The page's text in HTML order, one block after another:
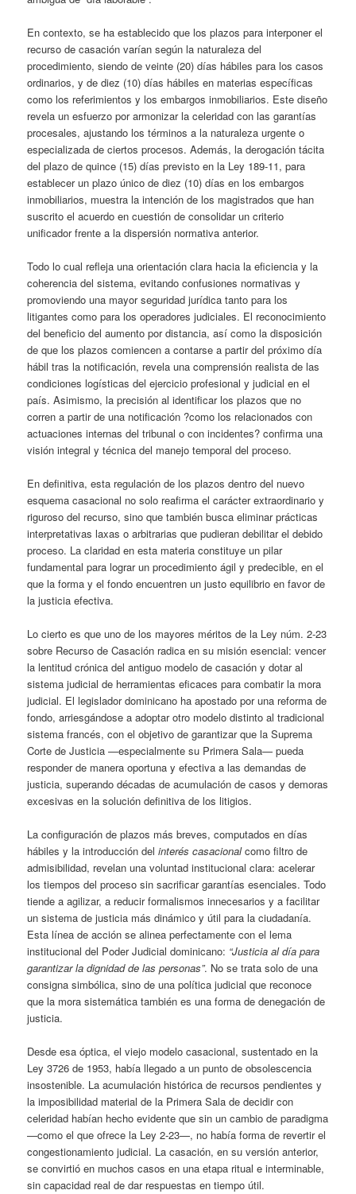
En contexto, se ha establecido que los plazos para interponer el
recurso de casación varían según la naturaleza del
procedimiento, siendo de veinte (20) días hábiles para los casos
ordinarios, y de diez (10) días hábiles en materias específicas
como los referimientos y los embargos inmobiliarios. Este diseño
revela un esfuerzo por armonizar la celeridad con las garantías
procesales, ajustando los términos a la naturaleza urgente o
especializada de ciertos procesos. Además, la derogación tácita
del plazo de quince (15) días previsto en la Ley 189-11, para
establecer un plazo único de diez (10) días en los embargos
inmobiliarios, muestra la intención de los magistrados que han
suscrito el acuerdo en cuestión de consolidar un criterio
unificador frente a la dispersión normativa anterior.
Todo lo cual refleja una orientación clara hacia la eficiencia y la
coherencia del sistema, evitando confusiones normativas y
promoviendo una mayor seguridad jurídica tanto para los
litigantes como para los operadores judiciales. El reconocimiento
del beneficio del aumento por distancia, así como la disposición
de que los plazos comiencen a contarse a partir del próximo día
hábil tras la notificación, revela una comprensión realista de las
condiciones logísticas del ejercicio profesional y judicial en el
país. Asimismo, la precisión al identificar los plazos que no
corren a partir de una notificación ?como los relacionados con
actuaciones internas del tribunal o con incidentes? confirma una
visión integral y técnica del manejo temporal del proceso.
En definitiva, esta regulación de los plazos dentro del nuevo
esquema casacional no solo reafirma el carácter extraordinario y
riguroso del recurso, sino que también busca eliminar prácticas
interpretativas laxas o arbitrarias que pudieran debilitar el debido
proceso. La claridad en esta materia constituye un pilar
fundamental para lograr un procedimiento ágil y predecible, en el
que la forma y el fondo encuentren un justo equilibrio en favor de
la justicia efectiva.
Lo cierto es que uno de los mayores méritos de la Ley núm. 2-23
sobre Recurso de Casación radica en su misión esencial: vencer
la lentitud crónica del antiguo modelo de casación y dotar al
sistema judicial de herramientas eficaces para combatir la mora
judicial. El legislador dominicano ha apostado por una reforma de
fondo, arriesgándose a adoptar otro modelo distinto al tradicional
sistema francés, con el objetivo de garantizar que la Suprema
Corte de Justicia —especialmente su Primera Sala— pueda
responder de manera oportuna y efectiva a las demandas de
justicia, superando décadas de acumulación de casos y demoras
excesivas en la solución definitiva de los litigios.
La configuración de plazos más breves, computados en días
hábiles y la introducción delinterés casacionalcomo filtro de
admisibilidad, revelan una voluntad institucional clara: acelerar
los tiempos del proceso sin sacrificar garantías esenciales. Todo
tiende a agilizar, a reducir formalismos innecesarios y a facilitar
un sistema de justicia más dinámico y útil para la ciudadanía.
Esta línea de acción se alinea perfectamente con el lema
institucional del Poder Judicial dominicano: “Justicia al día para
garantizar la dignidad de las personas”. No se trata solo de una
consigna simbólica, sino de una política judicial que reconoce
que la mora sistemática también es una forma de denegación de
justicia.
Desde esa óptica, el viejo modelo casacional, sustentado en la
Ley 3726 de 1953, había llegado a un punto de obsolescencia
insostenible. La acumulación histórica de recursos pendientes y
la imposibilidad material de la Primera Sala de decidir con
celeridad habían hecho evidente que sin un cambio de paradigma
—como el que ofrece la Ley 2-23—, no había forma de revertir el
congestionamiento judicial. La casación, en su versión anterior,
se convirtió en muchos casos en una etapa ritual e interminable,
sin capacidad real de dar respuestas en tiempo útil.